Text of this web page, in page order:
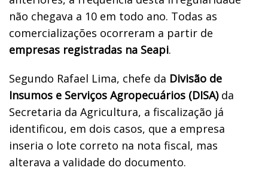
não chegava a 10 em todo ano. Todas as
comercializações ocorreram a partir de
empresas registradas na Seapi.
Segundo Rafael Lima, chefe da Divisão de
Insumos e Serviços Agropecuários (DISA)da
Secretaria da Agricultura, a fiscalização já
identificou, em dois casos, que a empresa
inseria o lote correto na nota fiscal, mas
alterava a validade do documento.